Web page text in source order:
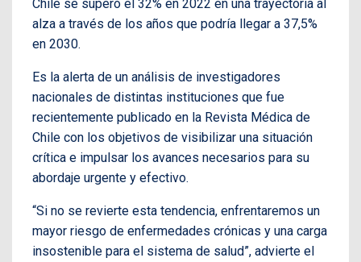
Chile se superó el 32% en 2022 en una trayectoria al
alza a través de los años que podría llegar a 37,5%
en 2030.
Es la alerta de un análisis de investigadores
nacionales de distintas instituciones que fue
recientemente publicado en la Revista Médica de
Chile con los objetivos de visibilizar una situación
crítica e impulsar los avances necesarios para su
abordaje urgente y efectivo.
“Si no se revierte esta tendencia, enfrentaremos un
mayor riesgo de enfermedades crónicas y una carga
insostenible para el sistema de salud”, advierte el